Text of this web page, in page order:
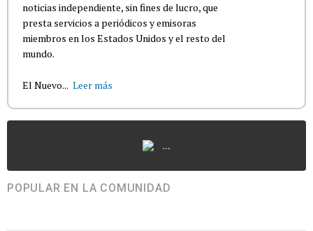
noticias independiente, sin fines de lucro, que
presta servicios a periódicos y emisoras
miembros en los Estados Unidos y el resto del
mundo.
El Nuevo... Leer más
...
POPULAR EN LA COMUNIDAD